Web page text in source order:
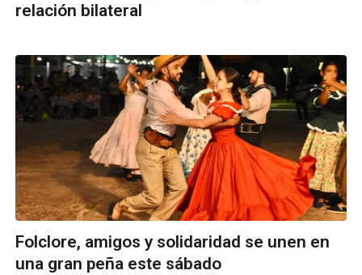
relación bilateral
Folclore, amigos y solidaridad se unen en
una gran peña este sábado